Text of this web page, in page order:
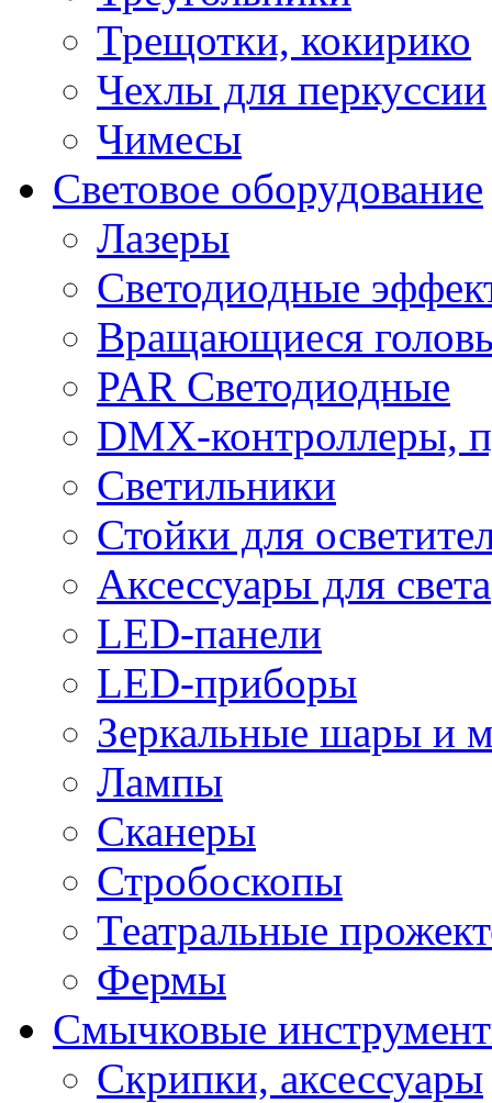
Трещотки, кокирико
Чехлы для перкуссии
Чимесы
Световое оборудование
Лазеры
Светодиодные
Вращающиеся
PAR Светодиодные
DMX-контроллеры,
Светильники
Стойки для
Аксессуары для света
LED-панели
LED-приборы
Зеркальные шары и
Лампы
Сканеры
Стробоскопы
Театральные
Фермы
Смычковые
Скрипки, аксессуары